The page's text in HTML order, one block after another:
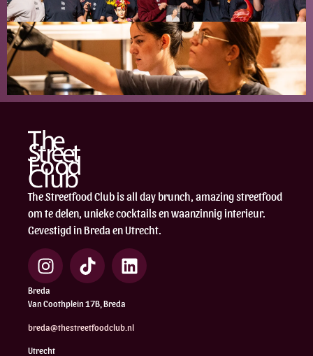
The Streetfood Club is all day brunch, amazing streetfood
om te delen, unieke cocktails en waanzinnig interieur.
Gevestigd in Breda en Utrecht.
Breda
Van Coothplein 17B, Breda
breda@thestreetfoodclub.nl
Utrecht